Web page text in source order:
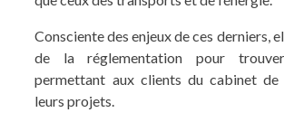
Consciente des enjeux de ces derniers,
de la réglementation pour
permettant aux clients du cabinet de
leurs projets.